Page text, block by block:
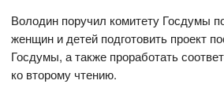
Володин поручил комитету Госдумы
женщин и детей подготовить проект
Госдумы, а также проработать
ко второму чтению.